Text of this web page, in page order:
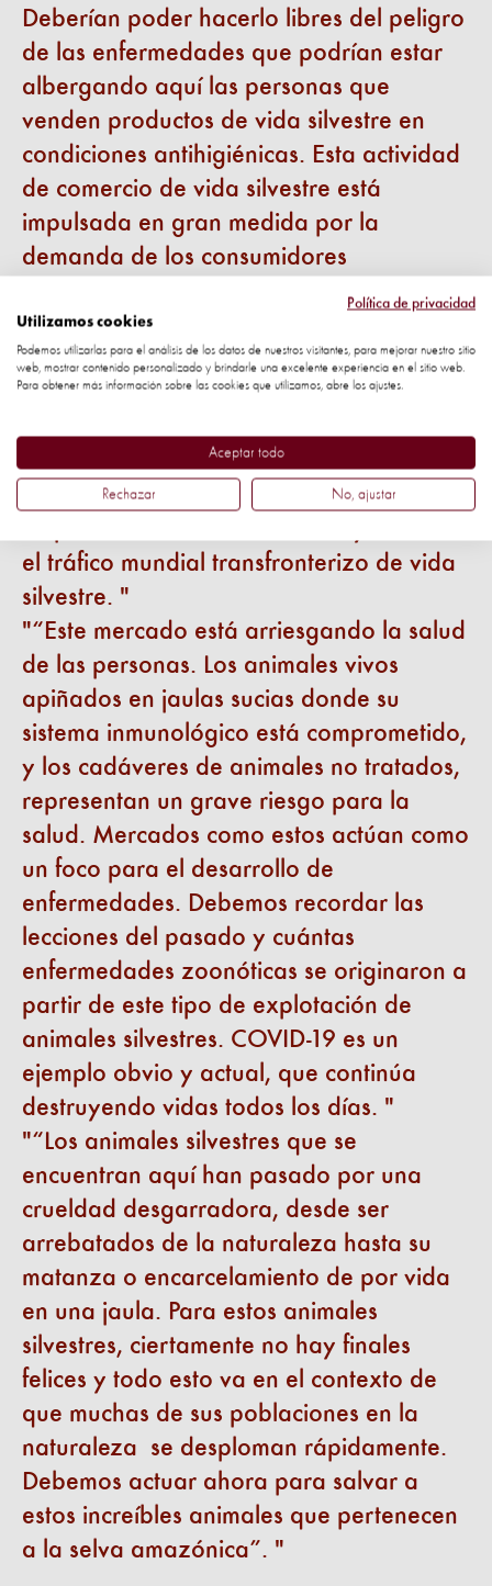
Deberían poder hacerlo libres del peligro
de las enfermedades que podrían estar
albergando aquí las personas que
venden productos de vida silvestre en
condiciones antihigiénicas. Esta actividad
de comercio de vida silvestre está
impulsada en gran medida por la
demanda de los consumidores
urbanos de productos de animales
silvestres, y por los vendedores que
también están alimentando la demanda
en el extranjero del comercio de
medicina tradicional. Esto muestra por
qué los gobiernos tienen la
el tráfico mundial transfronterizo de vida
silvestre.
“Este mercado está arriesgando la salud
de las personas. Los animales vivos
apiñados en jaulas sucias donde su
sistema inmunológico está comprometido,
y los cadáveres de animales no tratados,
representan un grave riesgo para la
salud. Mercados como estos actúan como
un foco para el desarrollo de
enfermedades. Debemos recordar las
lecciones del pasado y cuántas
enfermedades zoonóticas se originaron a
partir de este tipo de explotación de
animales silvestres. COVID-19 es un
ejemplo obvio y actual, que continúa
destruyendo vidas todos los días.
“Los animales silvestres que se
encuentran aquí han pasado por una
crueldad desgarradora, desde ser
arrebatados de la naturaleza hasta su
matanza o encarcelamiento de por vida
en una jaula. Para estos animales
silvestres, ciertamente no hay finales
felices y todo esto va en el contexto de
que muchas de sus poblaciones en la
naturaleza se desploman rápidamente.
Debemos actuar ahora para salvar a
estos increíbles animales que pertenecen
a la selva amazónica”.
Política de privacidad
Utilizamos cookies
Podemos utilizarlas para el análisis de los datos de nuestros visitantes, para mejorar nuestro sitio
web, mostrar contenido personalizado y brindarle una excelente experiencia en el sitio web.
Para obtener más información sobre las cookies que utilizamos, abre los ajustes.
Aceptar todo
Rechazar No, ajustar